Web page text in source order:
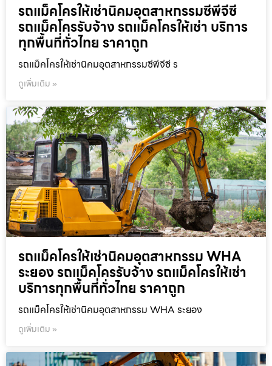
รถแม็คโครให้เช่านิคมอุตสาหกรรมซีพีจีซี
รถแม็คโครรับจ้าง รถแม็คโครให้เช่า บริการ
ทุกพื้นที่ทั่วไทย ราคาถูก
รถแม็คโครให้เช่านิคมอุตสาหกรรมซีพีจีซี ร
ดูเพิ่มเติม »
รถแม็คโครให้เช่านิคมอุตสาหกรรม WHA
ระยอง รถแม็คโครรับจ้าง รถแม็คโครให้เช่า
บริการทุกพื้นที่ทั่วไทย ราคาถูก
รถแม็คโครให้เช่านิคมอุตสาหกรรม WHA ระยอง
ดูเพิ่มเติม »